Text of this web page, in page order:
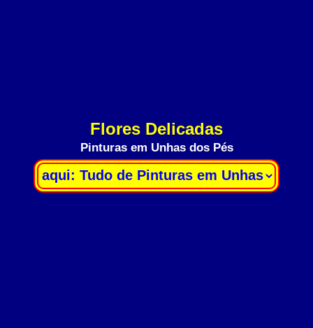
Flores Delicadas
Pinturas em Unhas dos Pés